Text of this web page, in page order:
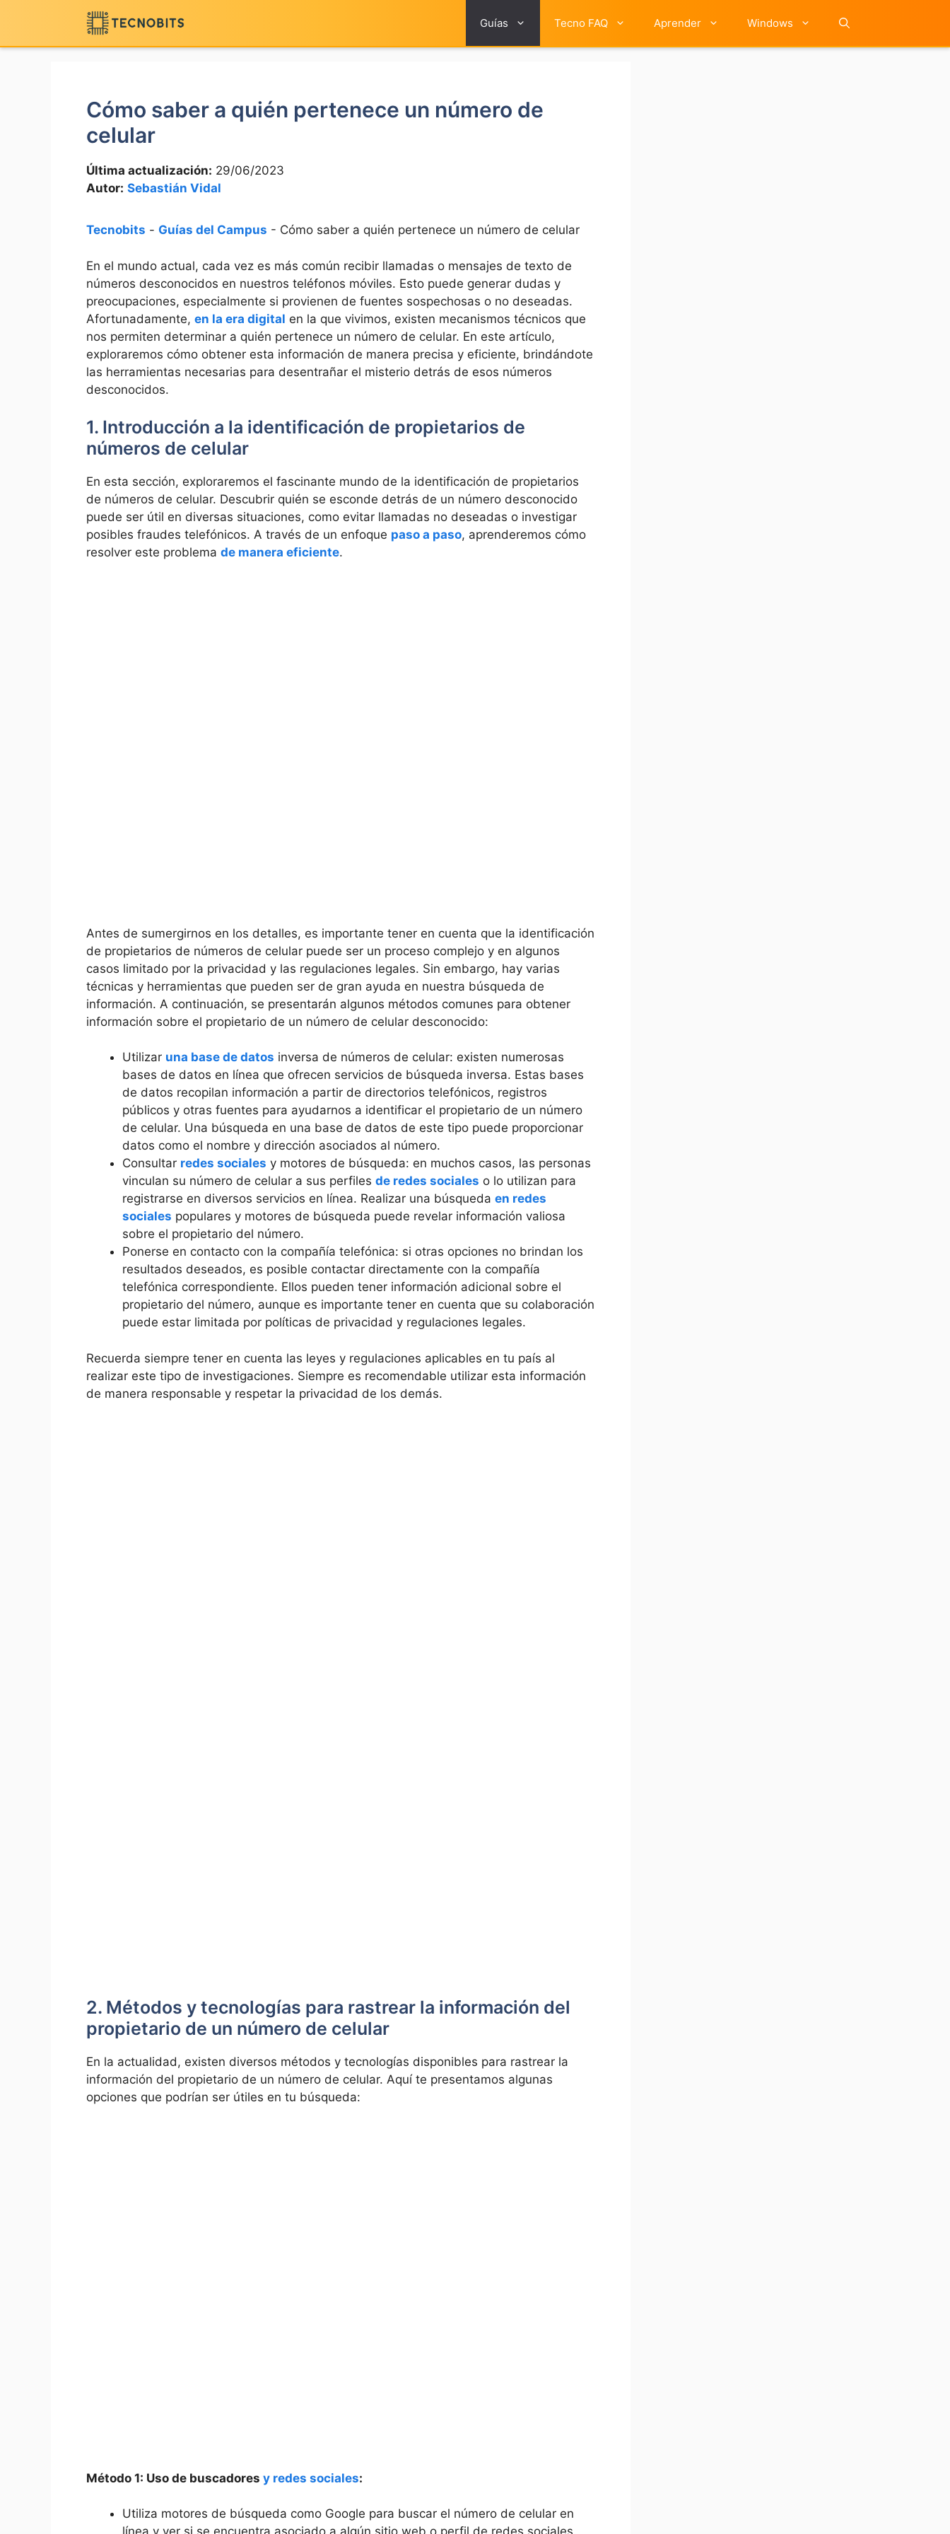
contenido
Guías Tecno FAQ Aprender Windows
Cómo saber a quién pertenece un número de
celular
Última actualización: 29/06/2023
Autor: Sebastián Vidal
Tecnobits - Guías del Campus - Cómo saber a quién pertenece un número de celular
En el mundo actual, cada vez es más común recibir llamadas o mensajes de texto de
números desconocidos en nuestros teléfonos móviles. Esto puede generar dudas y
preocupaciones, especialmente si provienen de fuentes sospechosas o no deseadas.
Afortunadamente, en la era digital en la que vivimos, existen mecanismos técnicos que
nos permiten determinar a quién pertenece un número de celular. En este artículo,
exploraremos cómo obtener esta información de manera precisa y eficiente, brindándote
las herramientas necesarias para desentrañar el misterio detrás de esos números
desconocidos.
1. Introducción a la identificación de propietarios de
números de celular
En esta sección, exploraremos el fascinante mundo de la identificación de propietarios
de números de celular. Descubrir quién se esconde detrás de un número desconocido
puede ser útil en diversas situaciones, como evitar llamadas no deseadas o investigar
posibles fraudes telefónicos. A través de un enfoque paso a paso, aprenderemos cómo
resolver este problema de manera eficiente.
Antes de sumergirnos en los detalles, es importante tener en cuenta que la identificación
de propietarios de números de celular puede ser un proceso complejo y en algunos
casos limitado por la privacidad y las regulaciones legales. Sin embargo, hay varias
técnicas y herramientas que pueden ser de gran ayuda en nuestra búsqueda de
información. A continuación, se presentarán algunos métodos comunes para obtener
información sobre el propietario de un número de celular desconocido:
Utilizar una base de datos inversa de números de celular: existen numerosas
bases de datos en línea que ofrecen servicios de búsqueda inversa. Estas bases
de datos recopilan información a partir de directorios telefónicos, registros
públicos y otras fuentes para ayudarnos a identificar el propietario de un número
de celular. Una búsqueda en una base de datos de este tipo puede proporcionar
datos como el nombre y dirección asociados al número.
Consultar redes sociales y motores de búsqueda: en muchos casos, las personas
vinculan su número de celular a sus perfiles de redes sociales o lo utilizan para
registrarse en diversos servicios en línea. Realizar una búsqueda en redes
sociales populares y motores de búsqueda puede revelar información valiosa
sobre el propietario del número.
Ponerse en contacto con la compañía telefónica: si otras opciones no brindan los
resultados deseados, es posible contactar directamente con la compañía
telefónica correspondiente. Ellos pueden tener información adicional sobre el
propietario del número, aunque es importante tener en cuenta que su colaboración
puede estar limitada por políticas de privacidad y regulaciones legales.
Recuerda siempre tener en cuenta las leyes y regulaciones aplicables en tu país al
realizar este tipo de investigaciones. Siempre es recomendable utilizar esta información
de manera responsable y respetar la privacidad de los demás.
2. Métodos y tecnologías para rastrear la información del
propietario de un número de celular
En la actualidad, existen diversos métodos y tecnologías disponibles para rastrear la
información del propietario de un número de celular. Aquí te presentamos algunas
opciones que podrían ser útiles en tu búsqueda:
Método 1: Uso de buscadores y redes sociales:
Utiliza motores de búsqueda como Google para buscar el número de celular en
línea y ver si se encuentra asociado a algún sitio web o perfil de redes sociales.